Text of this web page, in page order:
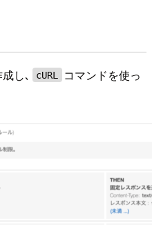
し､ cURL
コマンドを使っ